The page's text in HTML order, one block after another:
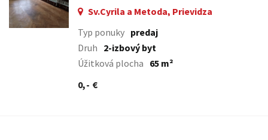
Sv.Cyrila a Metoda, Prievidza
Typ ponuky predaj
Druh 2-izbový byt
Úžitková plocha 65 m²
0,- €